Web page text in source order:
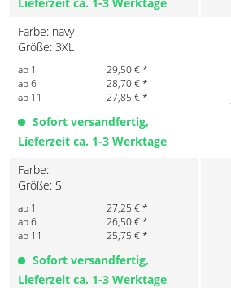
Farbe: navy
Größe: 3XL
ab 1
29,50 € *
ab 6
28,70 € *
ab 11
27,85 € *
Sofort versandfertig,
Lieferzeit ca. 1-3 Werktage
Farbe:
Größe: S
ab 1
27,25 € *
ab 6
26,50 € *
ab 11
25,75 € *
Sofort versandfertig,
Lieferzeit ca. 1-3 Werktage